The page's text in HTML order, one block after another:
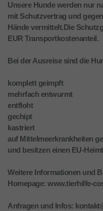
Unsere Hunde werden nur
mit Schutzvertrag und
Hände vermittelt.Die
EUR Transportkostenanteil.
Bei der Ausreise sind die
komplett geimpft
mehrfach entwurmt
entfloht
gechipt
kastriert
auf Mittelmeerkrankheiten
und besitzen einen EU-
Weitere Informationen und
Homepage: www.tierhilfe-
Anfragen und Infos: